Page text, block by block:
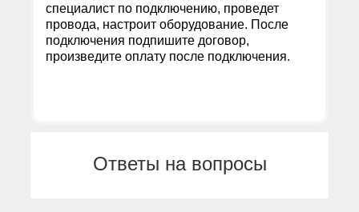
специалист по подключению, проведет
провода, настроит оборудование. После
подключения подпишите договор,
произведите оплату после подключения.
Ответы на вопросы